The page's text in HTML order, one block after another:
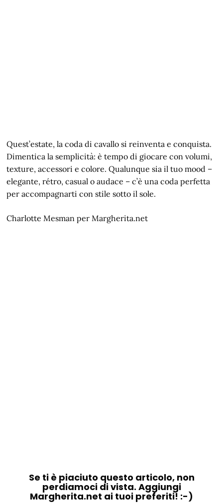
Quest’estate, la coda di cavallo si reinventa e conquista.
Dimentica la semplicità: è tempo di giocare con volumi,
texture, accessori e colore. Qualunque sia il tuo mood –
elegante, rétro, casual o audace – c’è una coda perfetta
per accompagnarti con stile sotto il sole.
Charlotte Mesman per Margherita.net
Se ti è piaciuto questo articolo, non
perdiamoci di vista. Aggiungi
Margherita.net ai tuoi preferiti! :-)